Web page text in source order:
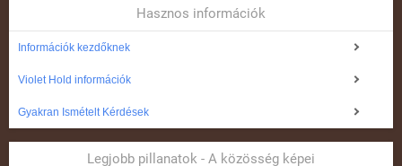
Hasznos információk
Információk kezdőknek
Violet Hold információk
Gyakran Ismételt Kérdések
Legjobb pillanatok - A közösség képei